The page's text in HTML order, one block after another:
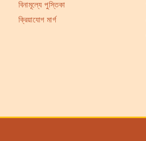
বিনামূল্যে পুস্তিকা
ক্রিয়াযোগ মার্গ